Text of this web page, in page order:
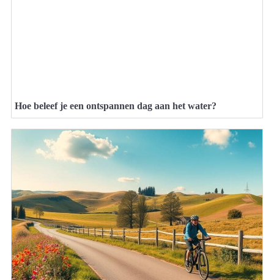
Hoe beleef je een ontspannen dag aan het water?